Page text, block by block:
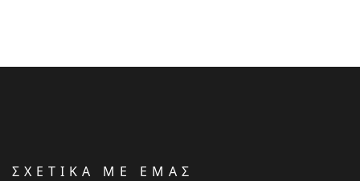
ΣΧΕΤΙΚΑ ΜΕ ΕΜΑΣ